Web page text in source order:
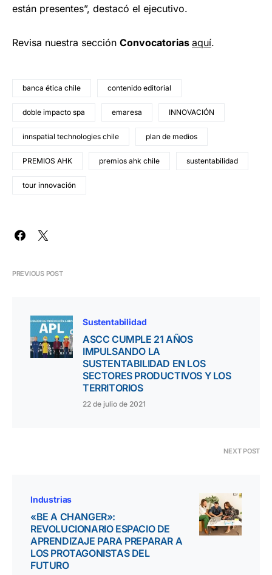
están presentes”, destacó el ejecutivo.
Revisa nuestra sección Convocatorias aquí.
banca ética chile contenido editorial
doble impacto spa emaresa INNOVACIÓN
innspatial technologies chile plan de medios
PREMIOS AHK premios ahk chile sustentabilidad
tour innovación
PREVIOUS POST
Sustentabilidad
ASCC CUMPLE 21 AÑOS
IMPULSANDO LA
SUSTENTABILIDAD EN LOS
SECTORES PRODUCTIVOS Y LOS
TERRITORIOS
22 de julio de 2021
NEXT POST
Industrias
«BE A CHANGER»:
REVOLUCIONARIO ESPACIO DE
APRENDIZAJE PARA PREPARAR A
LOS PROTAGONISTAS DEL
FUTURO